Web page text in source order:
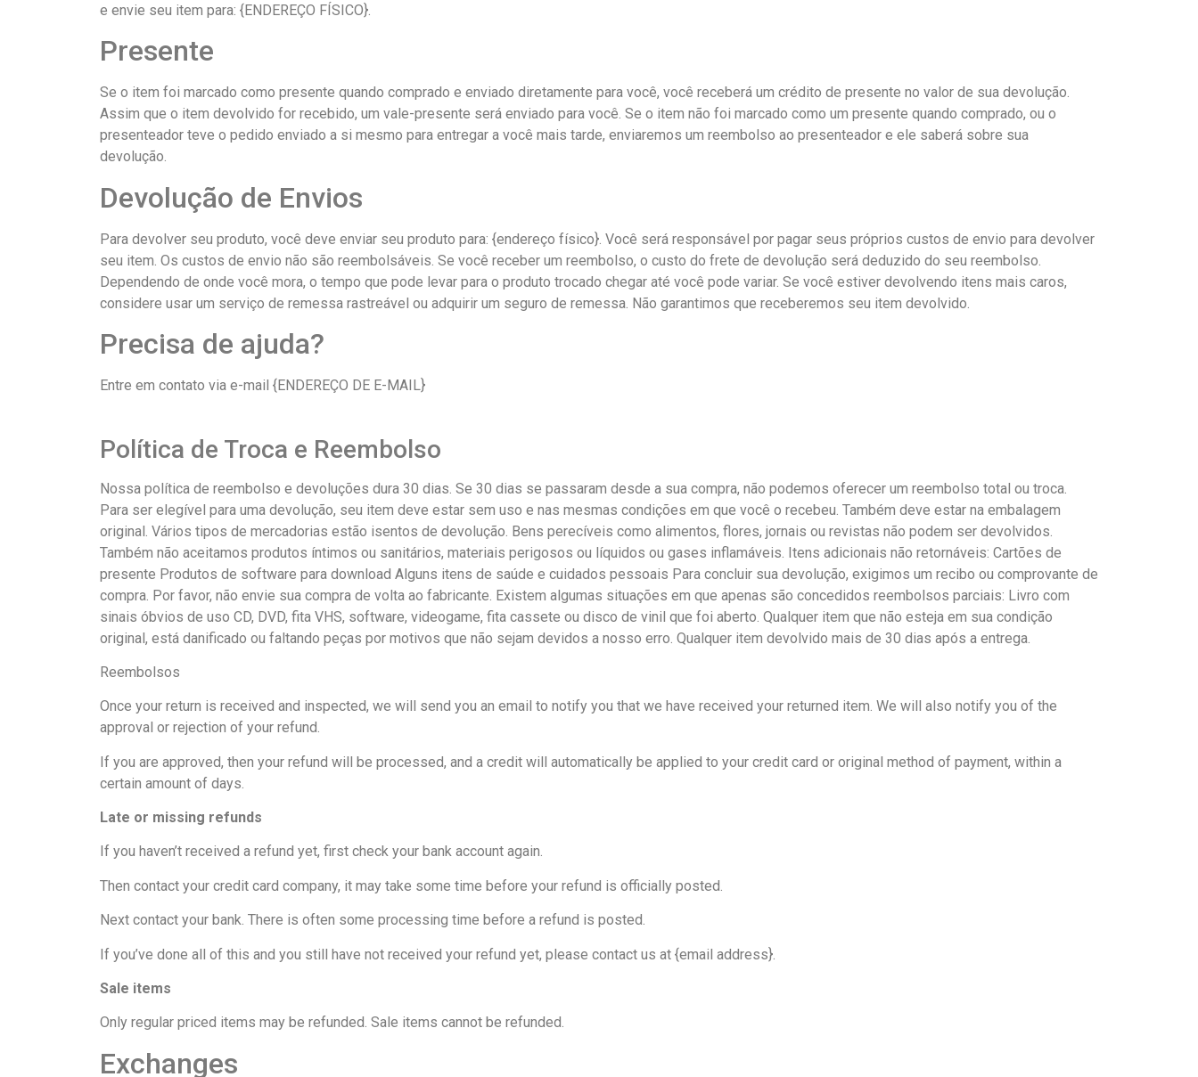
e envie seu item para: {ENDEREÇO FÍSICO}.
Presente
Se o item foi marcado como presente quando comprado e enviado diretamente para você, você receberá um crédito de presente no valor de sua devolução.
Assim que o item devolvido for recebido, um vale-presente será enviado para você. Se o item não foi marcado como um presente quando comprado, ou o
presenteador teve o pedido enviado a si mesmo para entregar a você mais tarde, enviaremos um reembolso ao presenteador e ele saberá sobre sua
devolução.
Devolução de Envios
Para devolver seu produto, você deve enviar seu produto para: {endereço físico}. Você será responsável por pagar seus próprios custos de envio para devolver
seu item. Os custos de envio não são reembolsáveis. Se você receber um reembolso, o custo do frete de devolução será deduzido do seu reembolso.
Dependendo de onde você mora, o tempo que pode levar para o produto trocado chegar até você pode variar. Se você estiver devolvendo itens mais caros,
considere usar um serviço de remessa rastreável ou adquirir um seguro de remessa. Não garantimos que receberemos seu item devolvido.
Precisa de ajuda?
Entre em contato via e-mail {ENDEREÇO DE E-MAIL}
Política de Troca e Reembolso
Nossa política de reembolso e devoluções dura 30 dias. Se 30 dias se passaram desde a sua compra, não podemos oferecer um reembolso total ou troca.
Para ser elegível para uma devolução, seu item deve estar sem uso e nas mesmas condições em que você o recebeu. Também deve estar na embalagem
original. Vários tipos de mercadorias estão isentos de devolução. Bens perecíveis como alimentos, flores, jornais ou revistas não podem ser devolvidos.
Também não aceitamos produtos íntimos ou sanitários, materiais perigosos ou líquidos ou gases inflamáveis. Itens adicionais não retornáveis: Cartões de
presente Produtos de software para download Alguns itens de saúde e cuidados pessoais Para concluir sua devolução, exigimos um recibo ou comprovante de
compra. Por favor, não envie sua compra de volta ao fabricante. Existem algumas situações em que apenas são concedidos reembolsos parciais: Livro com
sinais óbvios de uso CD, DVD, fita VHS, software, videogame, fita cassete ou disco de vinil que foi aberto. Qualquer item que não esteja em sua condição
original, está danificado ou faltando peças por motivos que não sejam devidos a nosso erro. Qualquer item devolvido mais de 30 dias após a entrega
Reembolsos
Once your return is received and inspected, we will send you an email to notify you that we have received your returned item. We will also notify you of the
approval or rejection of your refund.
If you are approved, then your refund will be processed, and a credit will automatically be applied to your credit card or original method of payment, within a
certain amount of days.
Late or missing refunds
If you haven’t received a refund yet, first check your bank account again.
Then contact your credit card company, it may take some time before your refund is officially posted.
Next contact your bank. There is often some processing time before a refund is posted.
If you’ve done all of this and you still have not received your refund yet, please contact us at {email address}.
Sale items
Only regular priced items may be refunded. Sale items cannot be refunded.
Exchanges